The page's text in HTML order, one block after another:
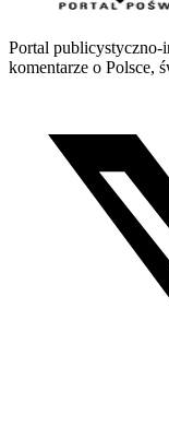
Portal
komentarze o Polsce,